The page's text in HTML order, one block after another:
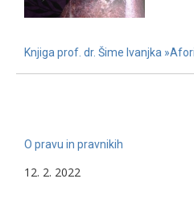
Knjiga prof. dr. Šime Ivanjka
O pravu in pravnikih
12. 2. 2022